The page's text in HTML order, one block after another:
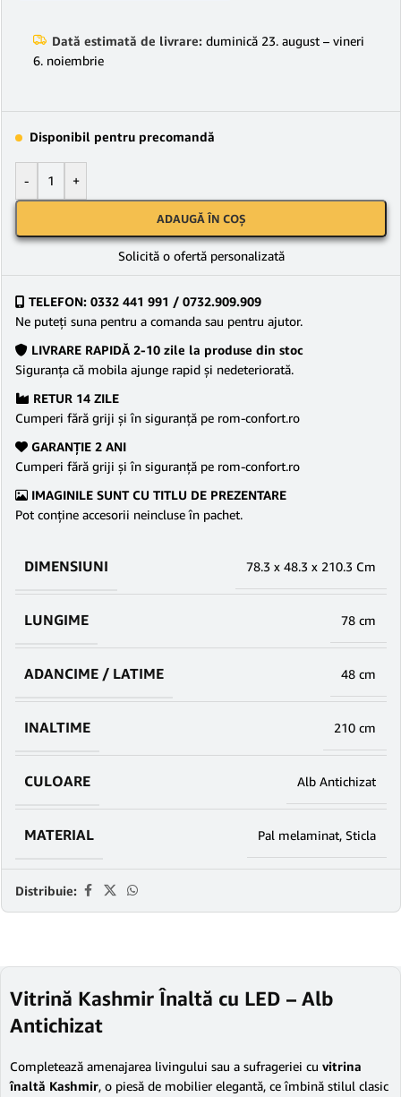
Dată estimată de livrare: duminică 23. august – vineri
6. noiembrie
Disponibil pentru precomandă
- +
ADAUGĂ ÎN COȘ
Solicită o ofertă personalizată
TELEFON: 0332 441 991 / 0732.909.909
Ne puteţi suna pentru a comanda sau pentru ajutor.
LIVRARE RAPIDĂ 2-10 zile la produse din stoc
Siguranţa că mobila ajunge rapid şi nedeteriorată.
RETUR 14 ZILE
Cumperi fără griji şi în siguranţă pe rom-confort.ro
GARANŢIE 2 ANI
Cumperi fără griji şi în siguranţă pe rom-confort.ro
IMAGINILE SUNT CU TITLU DE PREZENTARE
Pot conține accesorii neincluse în pachet.
DIMENSIUNI 78.3 x 48.3 x 210.3 Cm
LUNGIME 78 cm
ADANCIME / LATIME 48 cm
INALTIME 210 cm
CULOARE Alb Antichizat
MATERIAL Pal melaminat, Sticla
Distribuie:
Vitrină Kashmir Înaltă cu LED – Alb
Antichizat
Completează amenajarea livingului sau a sufrageriei cu vitrina
înaltă Kashmir, o piesă de mobilier elegantă, ce îmbină stilul clasic